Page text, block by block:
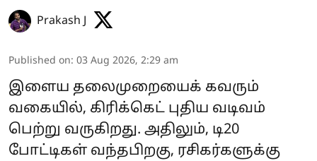
Prakash J
Published on: 03 Aug 2026, 2:29 am
இளைய தலைமுறையைக் கவரும்
வகையில், கிரிக்கெட் புதிய வடிவம்
பெற்று வருகிறது. அதிலும், டி20
போட்டிகள் வந்தபிறகு, ரசிகர்களுக்கு